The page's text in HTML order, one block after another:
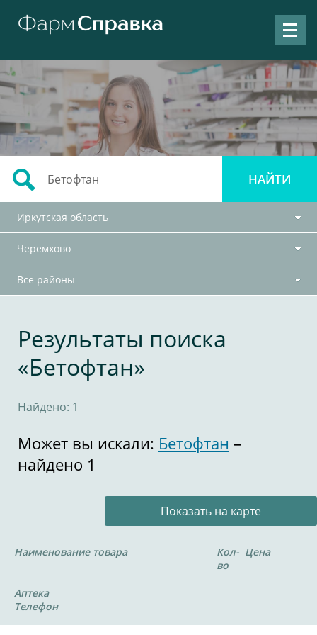
Иркутская область
Черемхово
Все районы
Результаты поиска
«Бетофтан»
Найдено: 1
Может вы искали: Бетофтан –
найдено 1
Показать на карте
Наименование товара
Кол-
во
Цена
Аптека
Телефон